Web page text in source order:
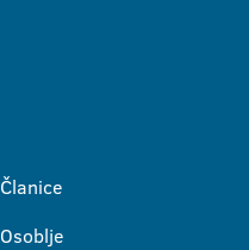
Članice
Osoblje